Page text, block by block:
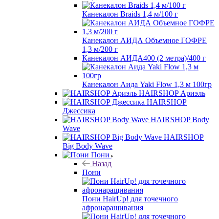
Канекалон Braids 1,4 м/100 г
Канекалон АИДА Объемное ГОФРЕ
1,3 м/200 г
Канекалон АИДА400 (2 метра)/400 г
Канекалон Аида Yaki Flow 1,3 м 100гр
HAIRSHOP Ариэль
HAIRSHOP
Джессика
HAIRSHOP Body
Wave
HAIRSHOP
Big Body Wave
Пони
Назад
Пони
Пони HairUp! для точечного
афронаращивания